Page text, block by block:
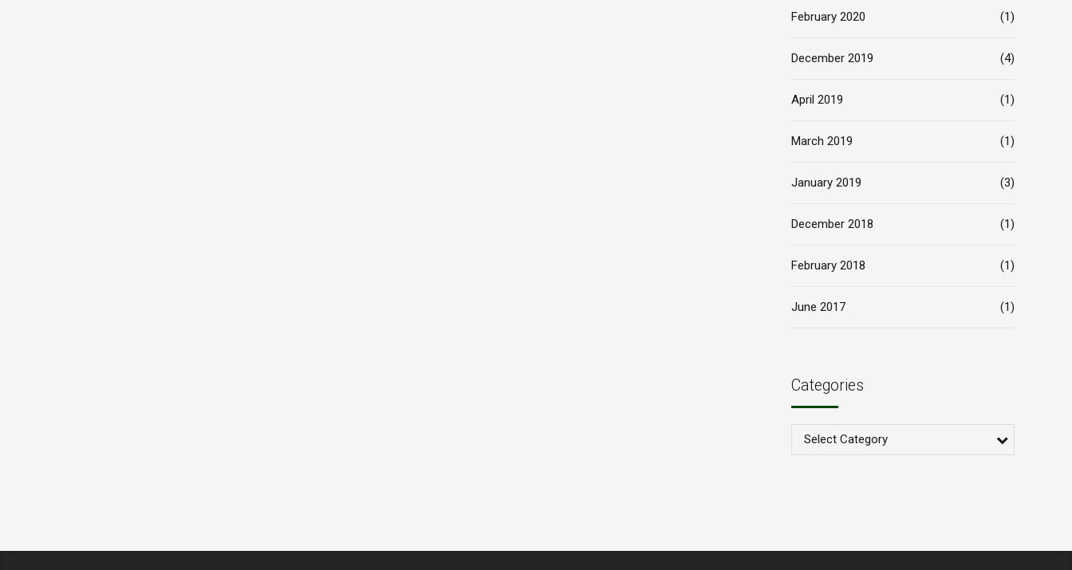
February 2020 (1)
December 2019 (4)
April 2019 (1)
March 2019 (1)
January 2019 (3)
December 2018 (1)
February 2018 (1)
June 2017 (1)
Categories
Select Category